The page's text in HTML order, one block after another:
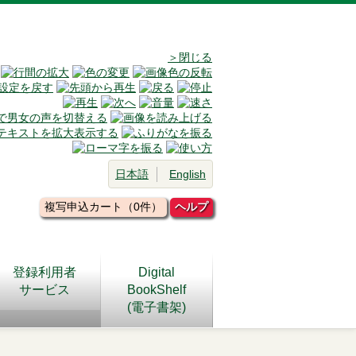
＞閉じる
日本語 English
複写申込カート（0件） ヘルプ
登録利用者
サービス
Digital
BookShelf
(電子書架)